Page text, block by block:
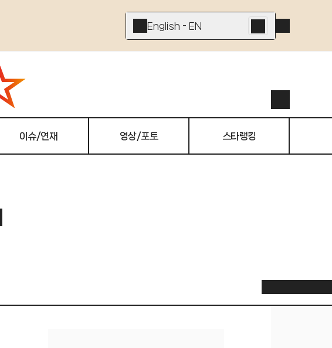
English - EN
이슈/연재 영상/포토 스타랭킹